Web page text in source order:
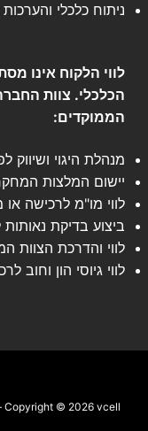
ניתוח כלכלי והערכות
לווי הלקוח אינו
הכלכלי. צוות
הממוקדים:
מנהלת היגוי ושיווק
יישום המלצות
לווי מו"מ לרכישה
ביצוע בדיקת
לווי והדרכת הצוות
לווי גיוסי הון וחוב
Copyright © 2026 vcell – חברה למחקר וייעוץ אסטרטגי